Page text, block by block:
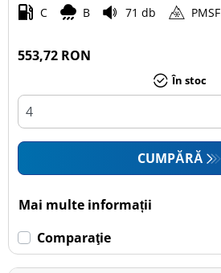
C B 71 db PMSF
553,72 RON
În stoc
CUMPĂRĂ
Mai multe informații
Comparaţie